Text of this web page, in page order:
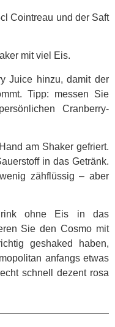
Cointreau und der Saft
mit viel Eis.
Juice hinzu, damit der
Tipp: messen Sie
Cranberry-
am Shaker gefriert.
in das Getränk.
zähflüssig – aber
ohne Eis in das
Sie den Cosmo mit
geshaked haben,
anfangs etwas
schnell dezent rosa